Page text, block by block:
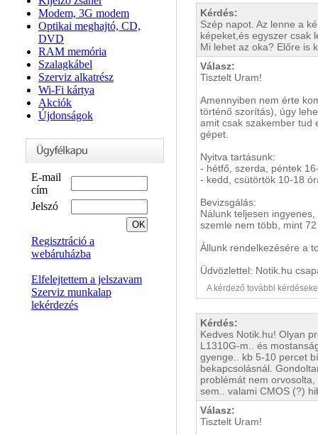
Modem, 3G modem
Optikai meghajtó, CD,
DVD
RAM memória
Szalagkábel
Szerviz alkatrész
Wi-Fi kártya
Akciók
Újdonságok
E-mail
cím
Jelszó
Regisztráció a
webáruházba
Elfelejtettem a jelszavam
Szerviz munkalap
lekérdezés
Kérdés:
Szép napot. Az lenne a
képeket,és egyszer csak
Mi lehet az oka? Előre is
Válasz:
Tisztelt Uram!
Amennyiben nem érte
történő szorítás), úgy
amit csak szakember tud
gépet.
Nyitva tartásunk:
- hétfő, szerda, péntek
- kedd, csütörtök 10-18
Bevizsgálás:
Nálunk teljesen
szemle nem több, mint
Állunk rendelkezésére a
Üdvözlettel: Notik.hu
A kérdező további
Kérdés:
Kedves Notik.hu! Olyan
L1310G-m.. és
gyenge.. kb 5-10 percet
bekapcsolásnál.
problémát nem
sem.. valami CMOS (?)
Válasz:
Tisztelt Uram!